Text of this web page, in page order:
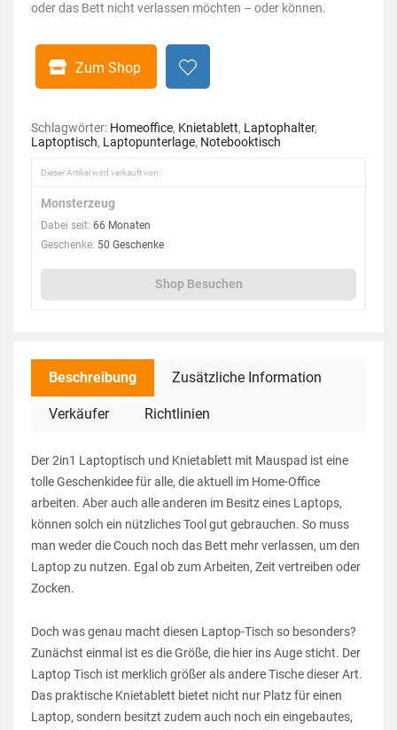
oder das Bett nicht verlassen möchten – oder können.
Zum Shop
Schlagwörter: Homeoffice, Knietablett, Laptophalter,
Laptoptisch, Laptopunterlage, Notebooktisch
Dieser Artikel wird verkauft von:
Monsterzeug
Dabei seit: 66 Monaten
Geschenke: 50 Geschenke
Shop Besuchen
Beschreibung Zusätzliche Information
Verkäufer Richtlinien
Der 2in1 Laptoptisch und Knietablett mit Mauspad ist eine
tolle Geschenkidee für alle, die aktuell im Home-Office
arbeiten. Aber auch alle anderen im Besitz eines Laptops,
können solch ein nützliches Tool gut gebrauchen. So muss
man weder die Couch noch das Bett mehr verlassen, um den
Laptop zu nutzen. Egal ob zum Arbeiten, Zeit vertreiben oder
Zocken.
Doch was genau macht diesen Laptop-Tisch so besonders?
Zunächst einmal ist es die Größe, die hier ins Auge sticht. Der
Laptop Tisch ist merklich größer als andere Tische dieser Art.
Das praktische Knietablett bietet nicht nur Platz für einen
Laptop, sondern besitzt zudem auch noch ein eingebautes,